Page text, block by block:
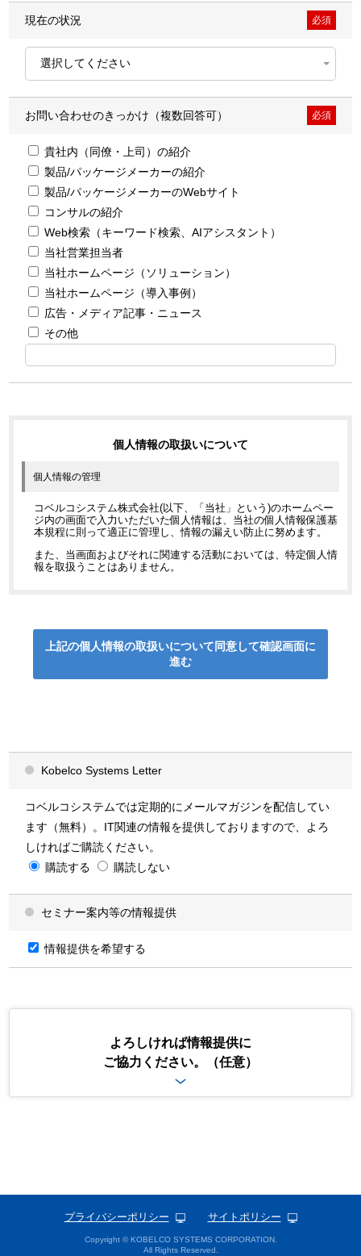
必須
現在の状況
必須
お問い合わせのきっかけ（複数回答可）
貴社内（同僚・上司）の紹介
製品/パッケージメーカーの紹介
製品/パッケージメーカーのWebサイト
コンサルの紹介
Web検索（キーワード検索、AIアシスタント）
当社営業担当者
当社ホームページ（ソリューション）
当社ホームページ（導入事例）
広告・メディア記事・ニュース
その他
個人情報の取扱いについて
個人情報の管理
コベルコシステム株式会社(以下、「当社」という)のホームペー
ジ内の画面で入力いただいた個人情報は、当社の個人情報保護基
本規程に則って適正に管理し、情報の漏えい防止に努めます。
また、当画面およびそれに関連する活動においては、特定個人情
報を取扱うことはありません。
当社では、以下の利用目的の範囲内で個人情報を利用いたしま
す。なお、個別に利用目的を通知・公表する場合には、その利用
目的によるものとします。また、当社では、目的の範囲内であっ
ても、違法または不当な行為を助長または誘発するおそれがある
方法で個人情報を利用しません。
は、製品・サービスに関する保守やサポート、アフターサービス
するため
(2)製品・サービス、導入事例に関する案内
(3)製品・サービス紹介資料・カタログの配布
(4)当社が開催または協賛・出展するセミナー・イベント・展示会の案内
(5)メールマガジン（Kobelco Systems Letter）の配信
に生じる結果について
個人情報を当社に登録いただくか否かは、ご自身が判断されるこ
けない場合や必要項目に不足等があった場合には、当社からの情
かじめご承知おきください。
特定個人情報の取扱いについて
当社は、個人番号及び特定個人情報（以下、「特定個人情報等」とい
います。）の適正な取扱いの確保について組織として取り組むため
規定する安全管理措置を講じます。
上記の個人情報の取扱いについて同意して確認画面に
進む
Kobelco Systems Letter
コベルコシステムでは定期的にメールマガジンを配信してい
ます（無料）。IT関連の情報を提供しておりますので、よろ
しければご購読ください。
購読する
購読しない
セミナー案内等の情報提供
情報提供を希望する
よろしければ情報提供に
ご協力ください。（任意）
プライバシーポリシー サイトポリシー
Copyright © KOBELCO SYSTEMS CORPORATION.
All Rights Reserved.